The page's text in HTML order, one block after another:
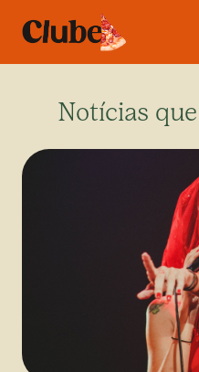
Notícias